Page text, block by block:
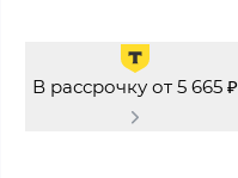
В рассрочку от 5 665 ₽